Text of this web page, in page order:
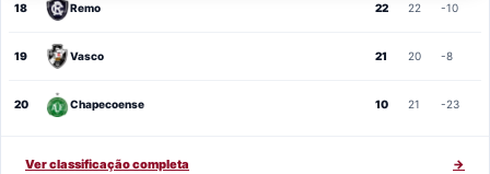
18 Remo 22 22 -10
19 Vasco 21 20 -8
20 Chapecoense 10 21 -23
Ver classificação completa →